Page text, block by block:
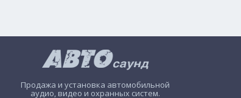
Продажа и установка автомобильной
аудио, видео и охранных систем.